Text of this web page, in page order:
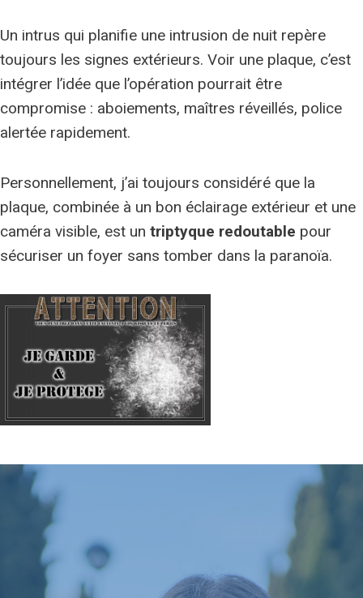
Un intrus qui planifie une intrusion de nuit repère
toujours les signes extérieurs. Voir une plaque, c’est
intégrer l’idée que l’opération pourrait être
compromise : aboiements, maîtres réveillés, police
alertée rapidement.
Personnellement, j’ai toujours considéré que la
plaque, combinée à un bon éclairage extérieur et une
caméra visible, est un triptyque redoutable pour
sécuriser un foyer sans tomber dans la paranoïa.